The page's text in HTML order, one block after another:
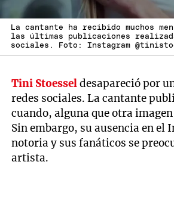
La cantante ha recibido muchos
las últimas publicaciones
sociales. Foto: Instagram
Tini Stoesseldesapareció por
redes sociales. La cantante
cuando, alguna que otra
Sin embargo, su ausencia en el
notoria y sus fanáticos se
artista.